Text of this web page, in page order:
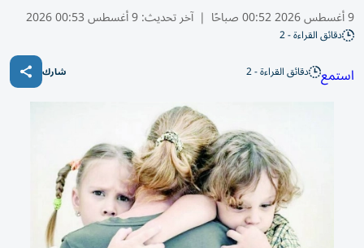
9 أغسطس 2026 00:52 صباحًا | آخر تحديث:9 أغسطس 00:53 2026
دقائق القراءة - 2
استمع دقائق القراءة - 2 شارك